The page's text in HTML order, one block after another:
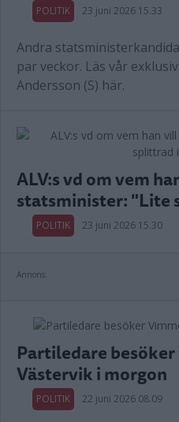
POLITIK 23 juni 2026 15.33
Andra
par veckor. Läs vår
Andersson (S) här.
ALV:s vd om vem
statsminister: "Lite
POLITIK 23 juni 2026 15.30
Annons:
Partiledare
Västervik i morgon
POLITIK 22 juni 2026 08.09